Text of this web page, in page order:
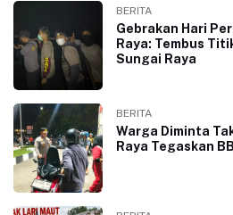
BERITA
Gebrakan Hari
Raya: Tembus
Sungai Raya
BERITA
Warga Diminta
Raya Tegaskan